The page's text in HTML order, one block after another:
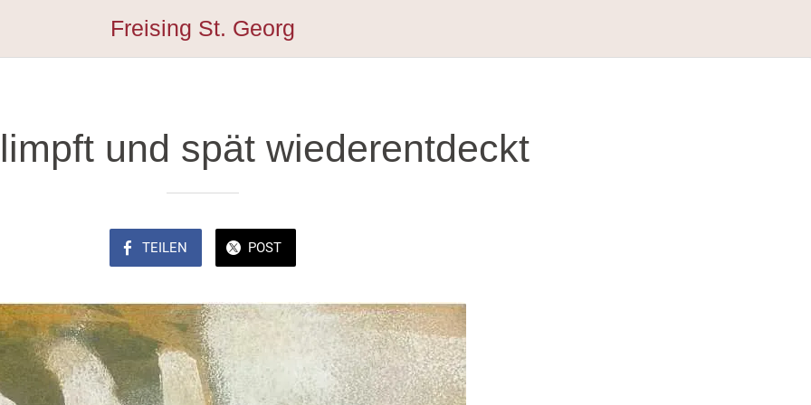
Freising St. Georg
und spät wiederentdeckt
TEILEN POST